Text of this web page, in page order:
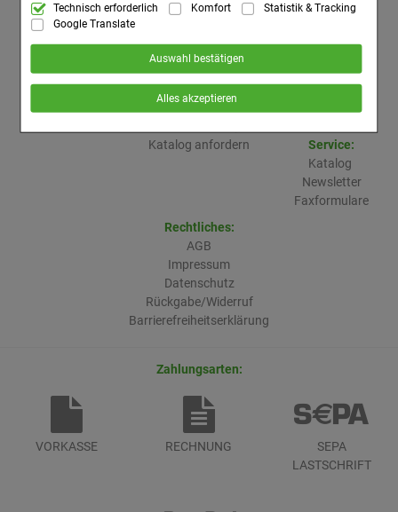
Technisch Notwendig:Hierbei handelt es sich um Cookies, die für
die Grundfunktionen unserer Website notwendig sind (z.B. Navigation,
Warenkorb, Kundenkonto), weshalb auf diese nicht verzichtet werden
kann.
Komfort:Diese Cookies werden genutzt um das Einkaufserlebnis
noch ansprechender zu gestalten, beispielsweise für die
Wiedererkennung des Besuchers oder unsere Seite an bevorzugte
Verhaltensweisen (z.B. Spracheinstellung) anzupassen. Komfort-
Inhalte anzuzeigen und unser Partnerprogramm zu betreiben.
Hierüber lassen sich Informationen über die
Art und Weise der Nutzung unserer Website sammeln, mit deren Hilfe
wir unsere Website weiter für Sie optimieren können, den Inhalt auf
unserer Website aber auch die Werbung auf Drittseiten möglichst
teilweise an Dritte wie z.B. Google oder soziale Medien übertragen
Technisch erforderlich Komfort
Statistik & Tracking
Google Translate
Auswahl bestätigen
Alles akzeptieren
Kundenservice:
Zahlungsarten
Kontakt
Individuelle Beratung
Labo Life
Kataloge:
Katalog anfordern
Übersicht:
Service:
Katalog
Newsletter
Faxformulare
Rechtliches:
AGB
Impressum
Datenschutz
Rückgabe/Widerruf
Barrierefreiheitserklärung
Zahlungsarten:
VORKASSE RECHNUNG
SEPA
LASTSCHRIFT